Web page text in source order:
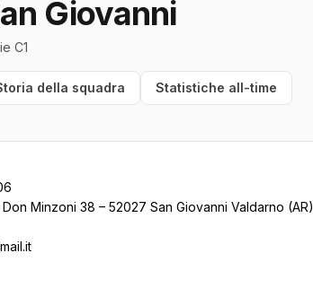
Giovanni
C1
della squadra Statistiche all-time
Minzoni 38 – 52027 San Giovanni Valdarno (AR)